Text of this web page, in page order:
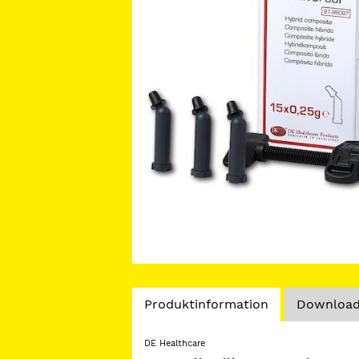
Current
Produktinformation
DE Healthcare